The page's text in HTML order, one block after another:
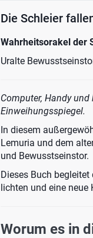
Die Schleier
Wahrheitsorakel der
Uralte
Computer, Handy
Einweihungsspiegel.
In diesem
Lemuria und dem
und Bewusstseinstor.
Dieses Buch
lichten und eine neue
Worum es in